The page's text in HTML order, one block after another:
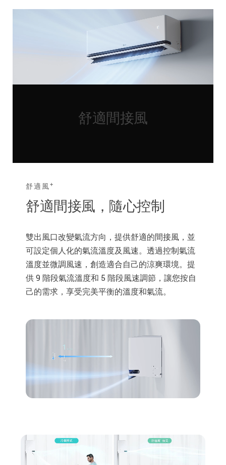
舒適間接風
舒適風+
舒適間接風，隨心控制
雙出風口改變氣流方向，提供舒適的間接風，並
可設定個人化的氣流溫度及風速。透過控制氣流
溫度並微調風速，創造適合自己的涼爽環境。提
供 9 階段氣流溫度和 5 階段風速調節，讓您按自
己的需求，享受完美平衡的溫度和氣流。